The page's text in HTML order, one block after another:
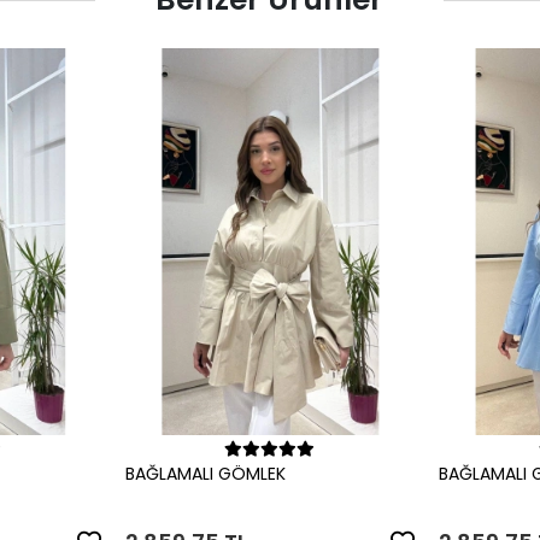
Sepete Ekle
BAĞLAMALI GÖMLEK BAĞLAMALI